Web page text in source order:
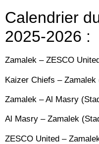
Calendrier
2025-2026 :
Zamalek – ZESCO
Kaizer Chiefs –
Zamalek – Al Masry
Al Masry – Zamalek
ZESCO United –